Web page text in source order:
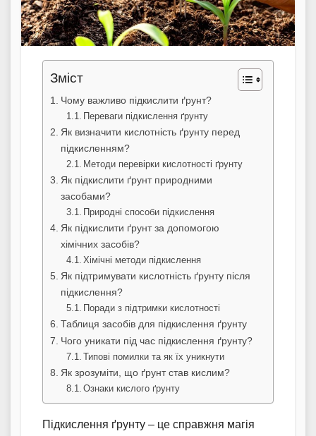
Зміст
Чому важливо підкислити ґрунт?
Переваги підкислення ґрунту
Як визначити кислотність ґрунту перед
підкисленням?
Методи перевірки кислотності ґрунту
Як підкислити ґрунт природними
засобами?
Природні способи підкислення
Як підкислити ґрунт за допомогою
хімічних засобів?
Хімічні методи підкислення
Як підтримувати кислотність ґрунту після
підкислення?
Поради з підтримки кислотності
Таблиця засобів для підкислення ґрунту
Чого уникати під час підкислення ґрунту?
Типові помилки та як їх уникнути
Як зрозуміти, що ґрунт став кислим?
Ознаки кислого ґрунту
Підкислення ґрунту – це справжня магія